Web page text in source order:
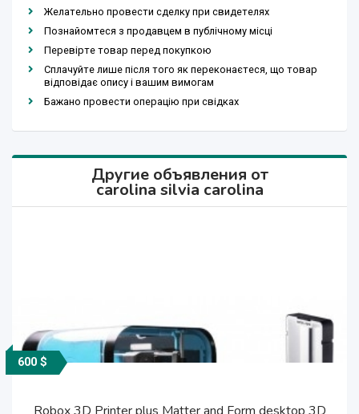
Желательно провести сделку при свидетелях
Познайомтеся з продавцем в публічному місці
Перевірте товар перед покупкою
Сплачуйте лише після того як переконаєтеся, що товар
відповідає опису і вашим вимогам
Бажано провести операцію при свідках
Другие объявления от
carolina silvia carolina
500 $
3 000 $
2 400 $
600 $ 400 $
700 $
1 300 $
2 300 $
800 $
500 $
3 000 $